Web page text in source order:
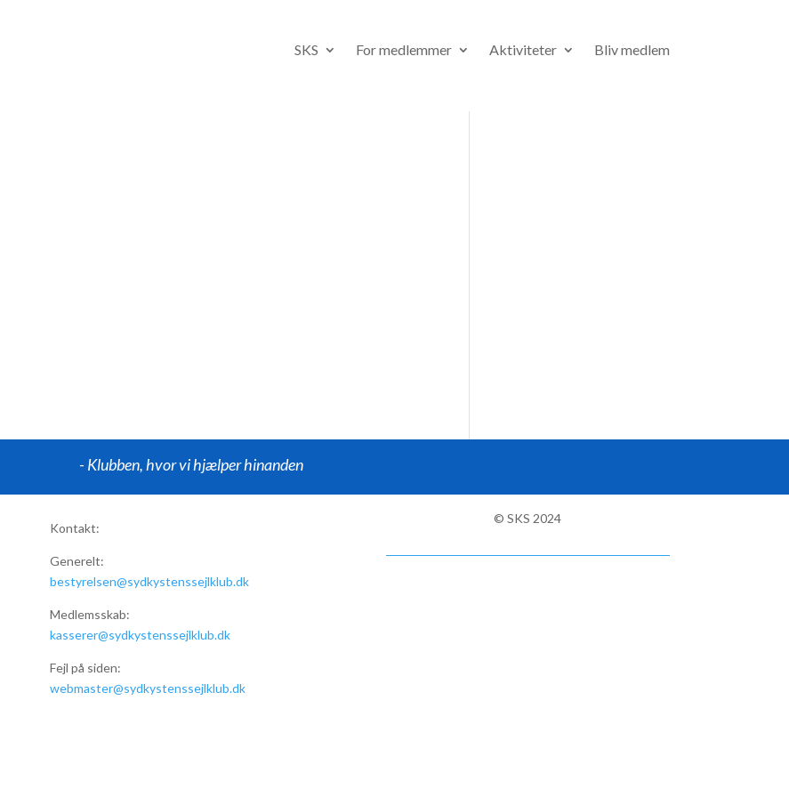
SKS For medlemmer Aktiviteter Bliv medlem
- Klubben, hvor vi hjælper hinanden
Kontakt:
Generelt:
bestyrelsen@sydkystenssejlklub.dk
Medlemsskab:
kasserer@sydkystenssejlklub.dk
Fejl på siden:
webmaster@sydkystenssejlklub.dk
© SKS 2024